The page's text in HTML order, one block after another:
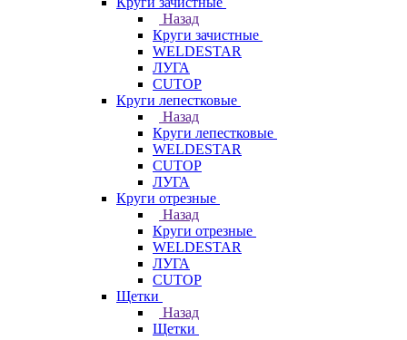
Назад
Круги зачистные
WELDESTAR
ЛУГА
CUTOP
Круги лепестковые
Назад
Круги лепестковые
WELDESTAR
CUTOP
ЛУГА
Круги отрезные
Назад
Круги отрезные
WELDESTAR
ЛУГА
CUTOP
Щетки
Назад
Щетки